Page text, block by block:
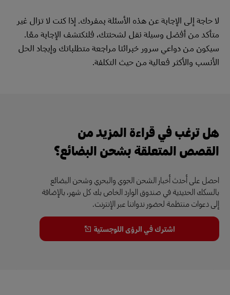
لا حاجة إلى الإجابة عن هذه الأسئلة بمفردك. إذا كنت لا تزال غير
متأكد من أفضل وسيلة نقل لشحنتك، فلنكتشف الإجابة معًا.
سيكون من دواعي سرور خبرائنا مراجعة متطلباتك وإيجاد الحل
الأنسب والأكثر فعالية من حيث التكلفة.
هل ترغب في قراءة المزيد من
القصص المتعلقة بشحن البضائع؟
احصل على أحدث أخبار الشحن الجوي والبحري وشحن البضائع
بالسكك الحديدية في صندوق الوارد الخاص بك كل شهر، بالإضافة
إلى دعوات منتظمة لحضور ندواتنا عبر الإنترنت.
اشترك في الرؤى اللوجستية